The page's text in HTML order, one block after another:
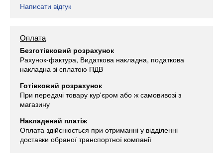
Написати відгук
Оплата
Безготівковий розрахунок
Рахунок-фактура, Видаткова накладна, податкова
накладна зі сплатою ПДВ
Готівковий розрахунок
При передачі товару кур'єром або ж самовивозі з
магазину
Накладений платіж
Оплата здійснюється при отриманні у відділенні
доставки обраної транспортної компанії